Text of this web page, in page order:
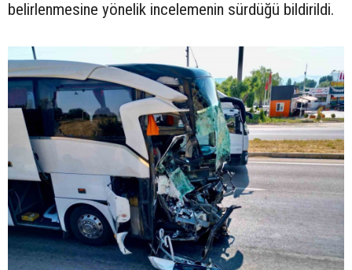
belirlenmesine yönelik incelemenin sürdüğü bildirildi.